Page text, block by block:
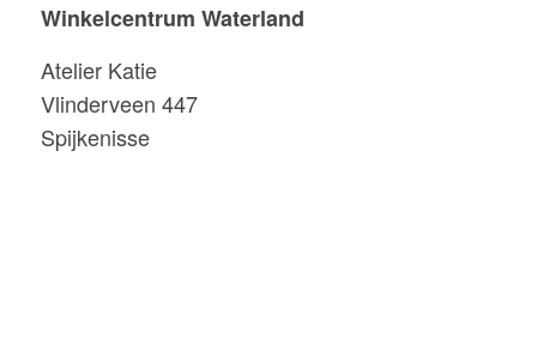
Winkelcentrum Waterland
Atelier Katie
Vlinderveen 447
Spijkenisse